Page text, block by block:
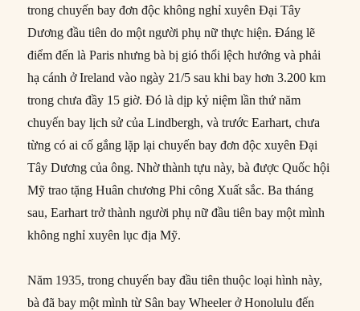
trong chuyến bay đơn độc không nghỉ xuyên Đại Tây
Dương đầu tiên do một người phụ nữ thực hiện. Đáng lẽ
điểm đến là Paris nhưng bà bị gió thổi lệch hướng và phải
hạ cánh ở Ireland vào ngày 21/5 sau khi bay hơn 3.200 km
trong chưa đầy 15 giờ. Đó là dịp kỷ niệm lần thứ năm
chuyến bay lịch sử của Lindbergh, và trước Earhart, chưa
từng có ai cố gắng lặp lại chuyến bay đơn độc xuyên Đại
Tây Dương của ông. Nhờ thành tựu này, bà được Quốc hội
Mỹ trao tặng Huân chương Phi công Xuất sắc. Ba tháng
sau, Earhart trở thành người phụ nữ đầu tiên bay một mình
không nghỉ xuyên lục địa Mỹ.
Năm 1935, trong chuyến bay đầu tiên thuộc loại hình này,
bà đã bay một mình từ Sân bay Wheeler ở Honolulu đến